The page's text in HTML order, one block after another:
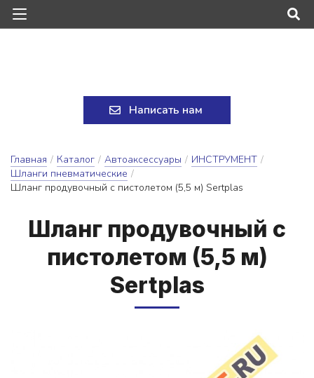
Написать нам
Главная / Каталог / Автоаксессуары / ИНСТРУМЕНТ /
Шланги пневматические /
Шланг продувочный с пистолетом (5,5 м) Sertplas
Шланг про­ду­воч­ный с
пис­то­ле­том (5,5 м)
Sertplas